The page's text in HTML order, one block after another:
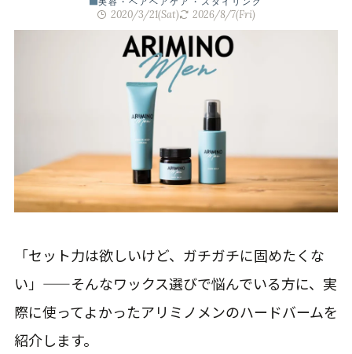
2020/3/21(Sat) 2026/8/7(Fri)
「セット力は欲しいけど、ガチガチに固めたくな
い」——そんなワックス選びで悩んでいる方に、実
際に使ってよかったアリミノメンのハードバームを
紹介します。